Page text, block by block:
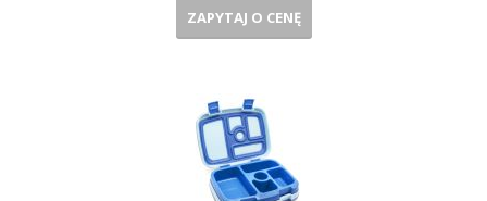
ZAPYTAJ O CENĘ